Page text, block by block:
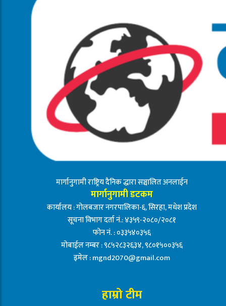
मार्गानुगामी राष्ट्रिय दैनिक द्धारा सञ्चालित अनलाईन
मार्गानुगामी डटकम
कार्यालय : गोलबजार नगरपालिका-६, सिरहा, मधेश प्रदेश
सूचना विभाग दर्ता नं.: ४३५९-२०८०/२०८१
फोन नं. : ०३३५४०३५६
मोबाईल नम्बर : ९८५२८३२६३४, ९८०१५००३५६
इमेल :mgnd2070@gmail.com
हाम्रो टीम